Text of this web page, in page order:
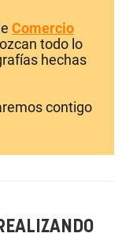
Comercio
todo lo
hechas
contigo